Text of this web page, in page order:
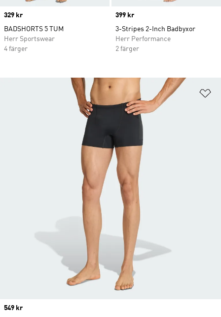
Price
329 kr
BADSHORTS 5 TUM
Herr Sportswear
4 färger
Price
399 kr
3-Stripes 2-Inch Badbyxor
Herr Performance
2 färger
Price
549 kr